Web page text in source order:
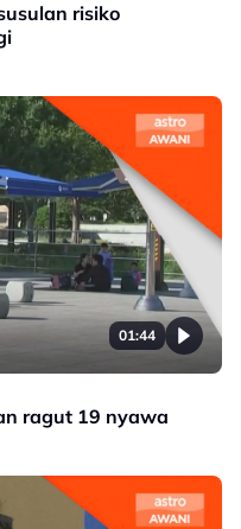
risiko
01:44
ragut 19 nyawa